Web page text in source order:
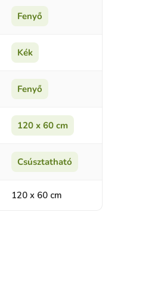
Fenyő
Kék
Fenyő
120 x 60 cm
Csúsztatható
120 x 60 cm